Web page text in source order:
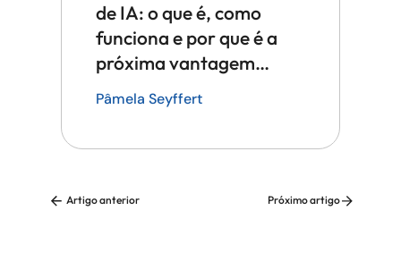
de IA: o que é, como
funciona e por que é a
próxima vantagem
competitiva em tecnologia
Pâmela Seyffert
Artigo anterior Próximo artigo